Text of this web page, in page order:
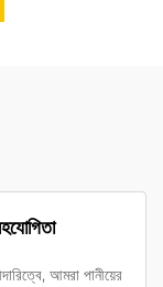
আমরা পানীয়ের